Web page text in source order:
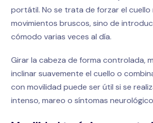
portátil. No se trata de forzar el cuello
movimientos bruscos, sino de
cómodo varias veces al día.
Girar la cabeza de forma controlada,
inclinar suavemente el cuello o
con movilidad puede ser útil si se
intenso, mareo o síntomas